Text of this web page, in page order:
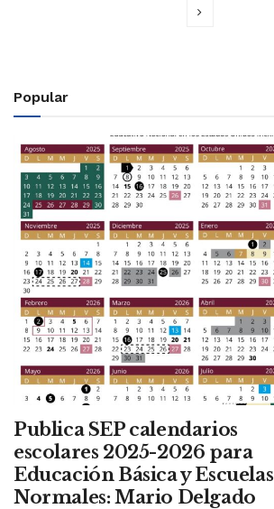
Popular
Publica SEP calendarios
escolares 2025-2026 para
Educación Básica y Escuelas
Normales: Mario Delgado